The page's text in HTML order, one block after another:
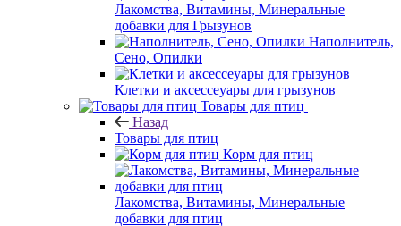
Лакомства, Витамины, Минеральные
добавки для Грызунов
Наполнитель,
Сено, Опилки
Клетки и аксессеуары для грызунов
Товары для птиц
Назад
Товары для птиц
Корм для птиц
Лакомства, Витамины, Минеральные
добавки для птиц